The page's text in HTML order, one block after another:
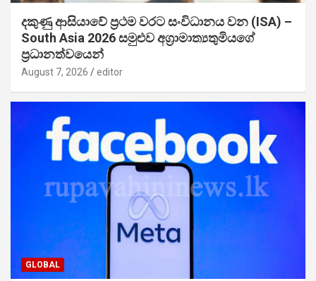
දකුණු ආසියාවේ ප්‍රථම වරට සංවිධානය වන (ISA) –
South Asia 2026 සමුළුව අග්‍රාමාත්‍යතුමියගේ
ප්‍රධානත්වයෙන්
August 7, 2026 editor
GLOBAL